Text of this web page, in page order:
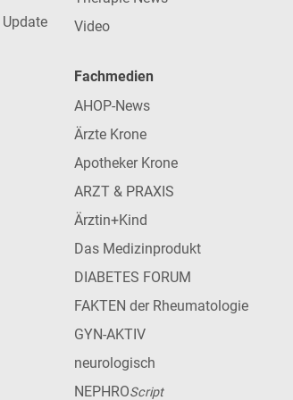
Video
Fachmedien
AHOP-News
Ärzte Krone
Apotheker Krone
ARZT & PRAXIS
Ärztin+Kind
Das Medizinprodukt
DIABETES FORUM
FAKTEN der Rheumatologie
GYN-AKTIV
neurologisch
NEPHROScript